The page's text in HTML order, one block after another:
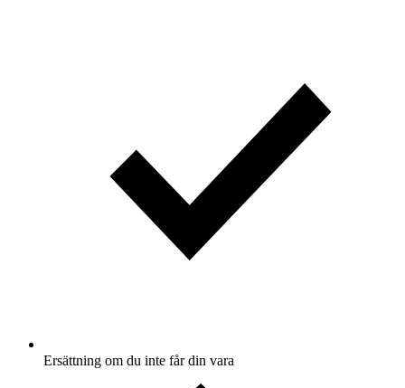
Ersättning om du inte får din vara